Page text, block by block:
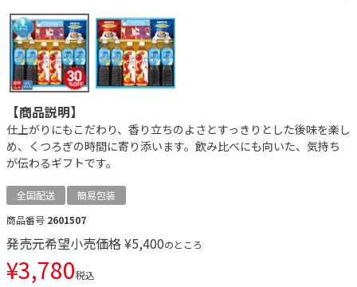
【商品説明】
仕上がりにもこだわり、香り立ちのよさとすっきりとした後味を楽し
め、くつろぎの時間に寄り添います。飲み比べにも向いた、気持ち
が伝わるギフトです。
全国配送
簡易包装
商品番号 2601507
発売元希望小売価格¥5,400のところ
¥3,780税込